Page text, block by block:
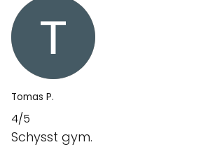
Tomas P.
4/5
Schysst gym.